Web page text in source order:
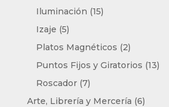
productos
Iluminación 1515
Izaje 55
productos
Platos Magnéticos 22
productos
Puntos Fijos y Giratorios 1313
Roscador 77
productos
Arte, Librería y Mercería 66